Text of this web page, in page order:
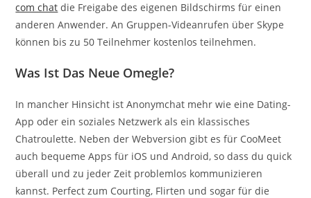
com chat die Freigabe des eigenen Bildschirms für einen
anderen Anwender. An Gruppen-Videanrufen über Skype
können bis zu 50 Teilnehmer kostenlos teilnehmen.
Was Ist Das Neue Omegle?
In mancher Hinsicht ist Anonymchat mehr wie eine Dating-
App oder ein soziales Netzwerk als ein klassisches
Chatroulette. Neben der Webversion gibt es für CooMeet
auch bequeme Apps für iOS und Android, so dass du quick
überall und zu jeder Zeit problemlos kommunizieren
kannst. Perfect zum Courting, Flirten und sogar für die